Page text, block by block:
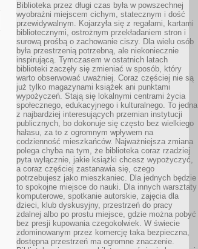
Biblioteka przez długi czas była w powszechnej
wyobraźni miejscem cichym, statecznym i dość
przewidywalnym. Kojarzyła się z regałami, kartami
bibliotecznymi, ostrożnym przekładaniem stron i
surową prośbą o zachowanie ciszy. Dla wielu osób
była przestrzenią potrzebną, ale niekoniecznie
inspirującą. Tymczasem w ostatnich latach
biblioteki zaczęły się zmieniać w sposób, który
warto obserwować uważniej. Coraz częściej nie są
już tylko magazynami książek ani punktami
wypożyczeń. Stają się lokalnymi centrami życia
społecznego, edukacyjnego i kulturalnego. To jedna
z najbardziej interesujących przemian instytucji
publicznych, bo dokonuje się często bez wielkiego
hałasu, za to z ogromnym wpływem na
codzienność mieszkańców. Najważniejsza zmiana
polega chyba na tym, że biblioteka coraz rzadziej
pyta wyłącznie, jakie książki chcesz wypożyczyć,
a coraz częściej zastanawia się, czego
potrzebujesz jako mieszkaniec. Dla jednych będzie
to spokojne miejsce do nauki. Dla innych warsztaty
komputerowe, spotkanie autorskie, zajęcia dla
dzieci, klub dyskusyjny, przestrzeń do pracy
zdalnej albo po prostu miejsce, gdzie można pobyć
bez presji kupowania czegokolwiek. W świecie
zdominowanym przez komercję taka bezpieczna,
dostępna przestrzeń ma ogromne znaczenie.